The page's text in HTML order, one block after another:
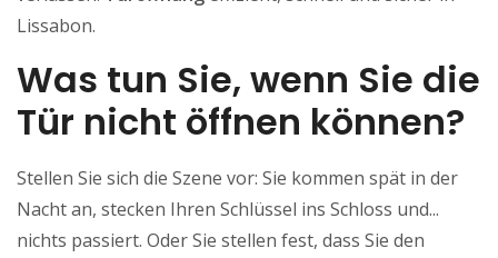
Lissabon.
Was tun Sie, wenn Sie die
Tür nicht öffnen können?
Stellen Sie sich die Szene vor: Sie kommen spät in der
Nacht an, stecken Ihren Schlüssel ins Schloss und...
nichts passiert. Oder Sie stellen fest, dass Sie den